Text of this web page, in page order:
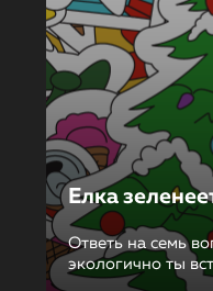
Елка
Ответь на семь
экологично ты